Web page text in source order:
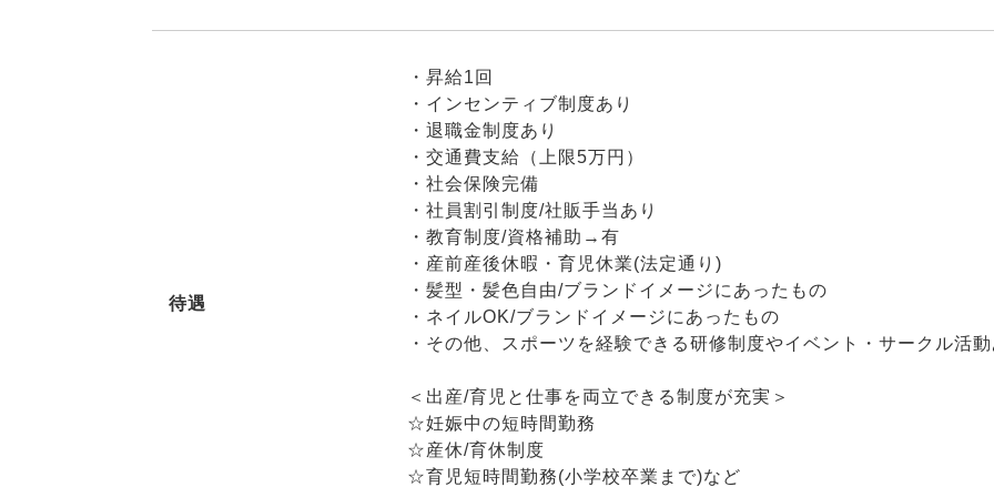
待遇
・昇給1回
・インセンティブ制度あり
・退職金制度あり
・交通費支給（上限5万円）
・社会保険完備
・社員割引制度/社販手当あり
・教育制度/資格補助→有
・産前産後休暇・育児休業(法定通り)
・髪型・髪色自由/ブランドイメージにあったもの
・ネイルOK/ブランドイメージにあったもの
・その他、スポーツを経験できる研修制度やイベント・サークル活
＜出産/育児と仕事を両立できる制度が充実＞
☆妊娠中の短時間勤務
☆産休/育休制度
☆育児短時間勤務(小学校卒業まで)など